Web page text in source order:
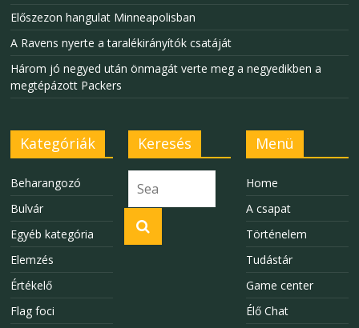
Előszezon hangulat Minneapolisban
A Ravens nyerte a taralékirányítók csatáját
Három jó negyed után önmagát verte meg a negyedikben a
megtépázott Packers
Kategóriák
Beharangozó
Bulvár
Egyéb kategória
Elemzés
Értékelő
Flag foci
Keresés Menü
Home
A csapat
Történelem
Tudástár
Game center
Élő Chat